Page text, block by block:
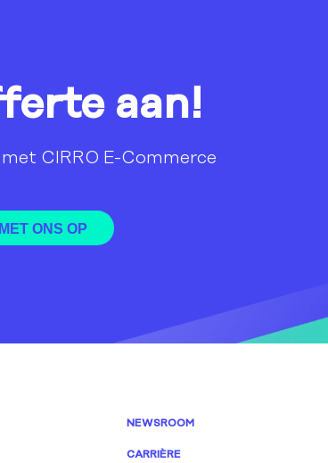
aan!
CIRRO E-Commerce
ONS OP
NEWSROOM
CARRIÈRE